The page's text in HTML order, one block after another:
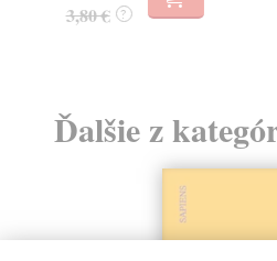
3,80 € ?
Ďalšie z